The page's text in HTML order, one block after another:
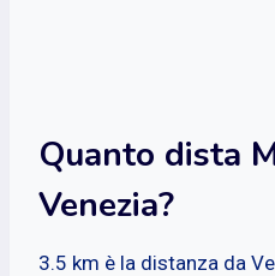
Quanto dista
Venezia?
3.5 km è la distanza da